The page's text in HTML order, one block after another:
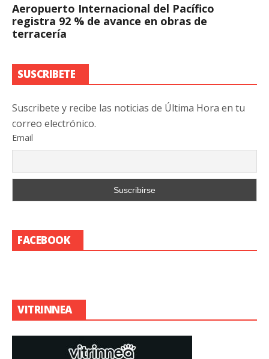
Aeropuerto Internacional del Pacífico
registra 92 % de avance en obras de
terracería
SUSCRIBETE
Suscribete y recibe las noticias de Última Hora en tu
correo electrónico.
Email
FACEBOOK
VITRINNEA